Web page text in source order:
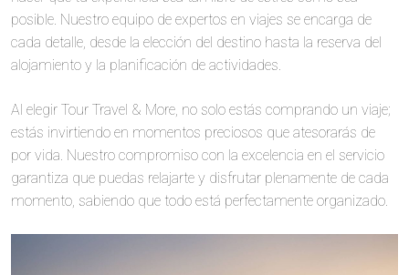
posible. Nuestro equipo de expertos en viajes se encarga de
cada detalle, desde la elección del destino hasta la reserva del
alojamiento y la planificación de actividades.
Al elegir Tour Travel & More, no solo estás comprando un viaje;
estás invirtiendo en momentos preciosos que atesorarás de
por vida. Nuestro compromiso con la excelencia en el servicio
garantiza que puedas relajarte y disfrutar plenamente de cada
momento, sabiendo que todo está perfectamente organizado.